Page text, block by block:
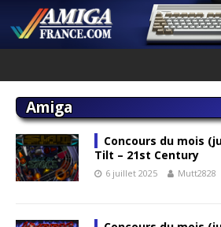
Amiga
Concours du mois
Tilt – 21st Century
6 juillet 2025 Mutt2828